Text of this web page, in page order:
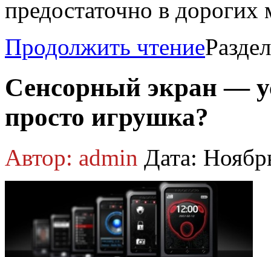
предостаточно в дорогих
Продолжить чтение
Сенсорный экран —
просто игрушка?
Автор: admin Дата: